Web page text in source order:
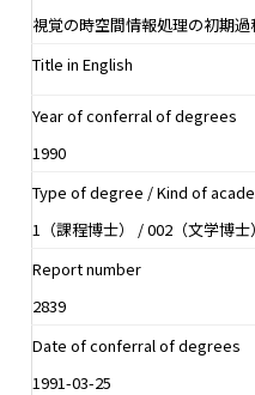
視覚の時空間情報処理の初期
Title in English
Year of conferral of degrees
1990
Type of degree / Kind of
1（課程博士） / 002（文学博士）
Report number
2839
Date of conferral of degrees
1991-03-25